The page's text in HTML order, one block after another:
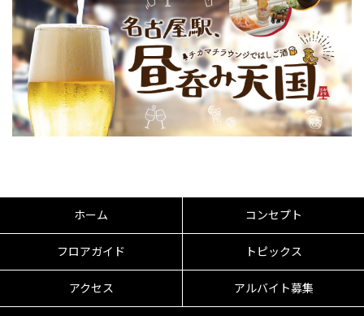
ホーム コンセプト
フロアガイド トピックス
アクセス アルバイト募集